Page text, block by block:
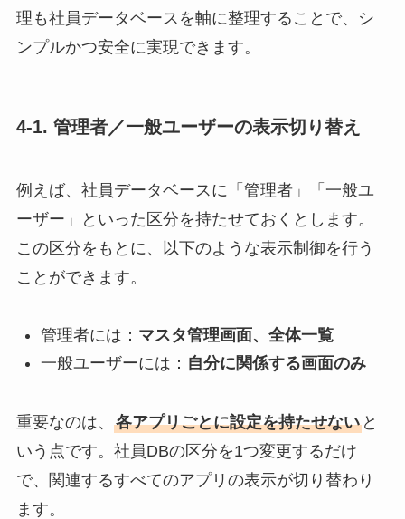
理も社員データベースを軸に整理することで、シ
ンプルかつ安全に実現できます。
4-1. 管理者／一般ユーザーの表示切り替え
例えば、社員データベースに「管理者」「一般ユ
ーザー」といった区分を持たせておくとします。
この区分をもとに、以下のような表示制御を行う
ことができます。
管理者には： マスタ管理画面、全体一覧
一般ユーザーには： 自分に関係する画面のみ
重要なのは、 各アプリごとに設定を持たせないと
いう点です。社員DBの区分を1つ変更するだけ
で、関連するすべてのアプリの表示が切り替わり
ます。